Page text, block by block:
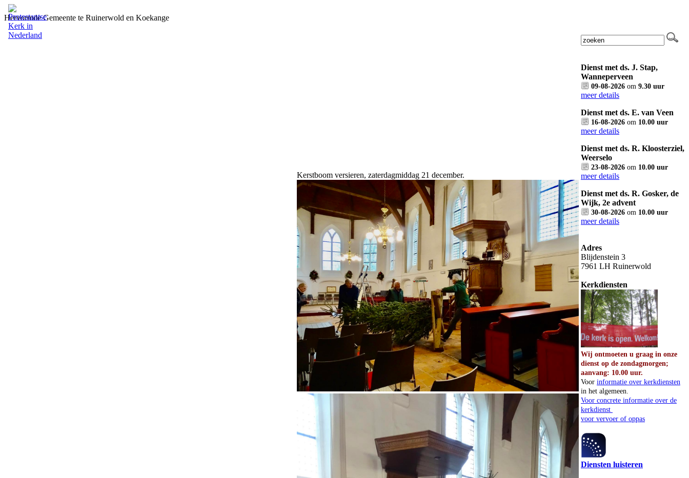
Hervormde Gemeente te Ruinerwold en Koekange
Kerstboom versieren, zaterdagmiddag 21 december.
Dienst met ds. J. Stap,
Wanneperveen
09-08-2026 om 9.30 uur
meer details
Dienst met ds. E. van Veen
16-08-2026 om 10.00 uur
meer details
Dienst met ds. R. Kloosterziel,
Weerselo
23-08-2026 om 10.00 uur
meer details
Dienst met ds. R. Gosker, de
Wijk, 2e advent
30-08-2026 om 10.00 uur
meer details
Adres
Blijdenstein 3
7961 LH Ruinerwold
Kerkdiensten
Wij ontmoeten u graag in onze
dienst op de zondagmorgen;
aanvang: 10.00 uur.
Voor informatie over kerkdiensten
in het algemeen.
Voor concrete informatie over de
kerkdienst
voor vervoer of oppas
Diensten luisteren